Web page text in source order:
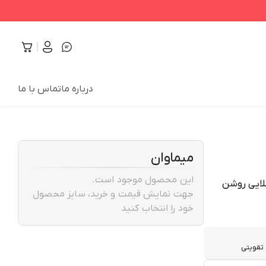
درباره ماتماس با ما
تقویتی
میماوان
این محصول موجود است.
جهت نمایش قیمت و خرید، سایز محصول
خود را انتخاب کنید